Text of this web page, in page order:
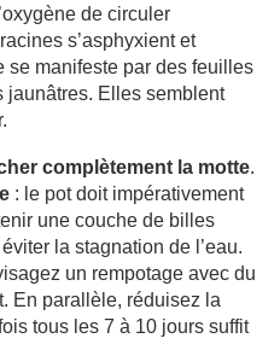
de circuler
s’asphyxient et
se manifeste par des feuilles
jaunâtres. Elles semblent
complètement la motte.
: le pot doit impérativement
une couche de billes
la stagnation de l’eau.
un rempotage avec du
En parallèle, réduisez la
tous les 7 à 10 jours suffit